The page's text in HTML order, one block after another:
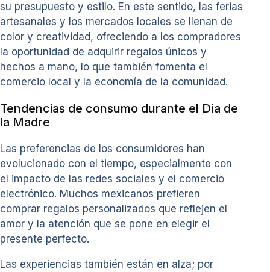
su presupuesto y estilo. En este sentido, las ferias
artesanales y los mercados locales se llenan de
color y creatividad, ofreciendo a los compradores
la oportunidad de adquirir regalos únicos y
hechos a mano, lo que también fomenta el
comercio local y la economía de la comunidad.
Tendencias de consumo durante el Día de
la Madre
Las preferencias de los consumidores han
evolucionado con el tiempo, especialmente con
el impacto de las redes sociales y el comercio
electrónico. Muchos mexicanos prefieren
comprar regalos personalizados que reflejen el
amor y la atención que se pone en elegir el
presente perfecto.
Las experiencias también están en alza; por